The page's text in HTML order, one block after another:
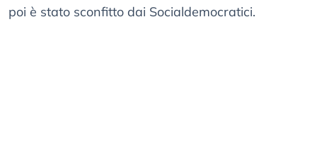
poi è stato sconfitto dai Socialdemocratici.